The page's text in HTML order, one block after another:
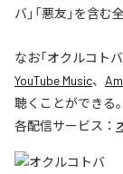
バ」「悪友」を含む
なお「オクルコトバ
YouTube Music、
聴くことができる。
各配信サービス：